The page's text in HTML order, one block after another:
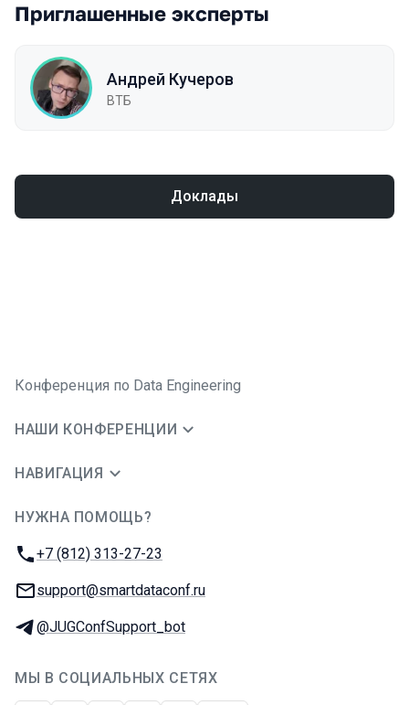
Приглашенные эксперты
Андрей Кучеров
ВТБ
Доклады
Конференция по Data Engineering
НАШИ КОНФЕРЕНЦИИ
НАВИГАЦИЯ
НУЖНА ПОМОЩЬ?
Телефон:
+7 (812) 313-27-23
E-mail:
support@smartdataconf.ru
Телеграм:
@JUGConfSupport_bot
МЫ В СОЦИАЛЬНЫХ СЕТЯХ